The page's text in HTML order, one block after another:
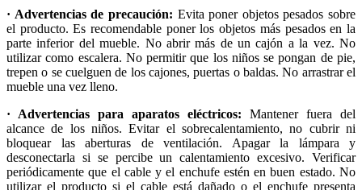
· Advertencias de precaución: Evita poner objetos pesados sobre
el producto. Es recomendable poner los objetos más pesados en la
parte inferior del mueble. No abrir más de un cajón a la vez. No
utilizar como escalera. No permitir que los niños se pongan de pie,
trepen o se cuelguen de los cajones, puertas o baldas. No arrastrar el
mueble una vez lleno.
· Advertencias para aparatos eléctricos: Mantener fuera del
alcance de los niños. Evitar el sobrecalentamiento, no cubrir ni
bloquear las aberturas de ventilación. Apagar la lámpara y
desconectarla si se percibe un calentamiento excesivo. Verificar
periódicamente que el cable y el enchufe estén en buen estado. No
utilizar el producto si el cable está dañado o el enchufe presenta